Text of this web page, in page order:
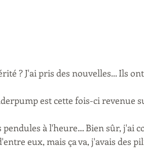
? J'ai pris des nouvelles... Ils
est cette fois-ci revenue
pendules à l'heure… Bien sûr, j'ai
eux, mais ça va, j'avais des